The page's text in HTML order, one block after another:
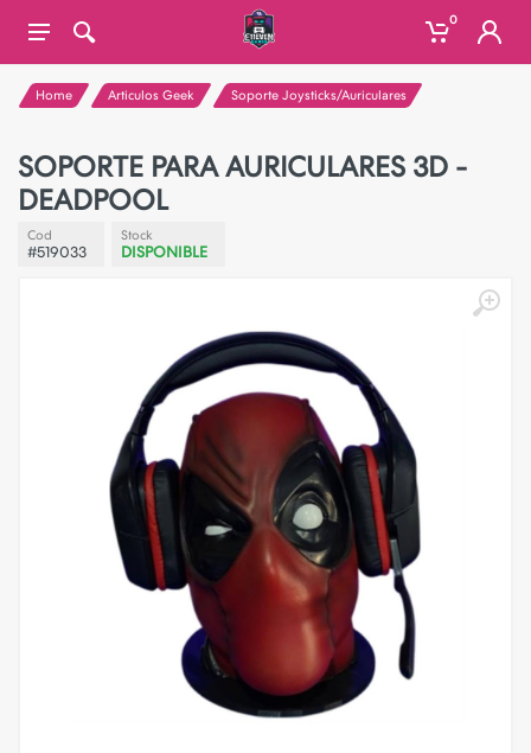
0
Home Articulos Geek Soporte Joysticks/Auriculares
SOPORTE PARA AURICULARES 3D -
DEADPOOL
Cod
#519033
Stock
DISPONIBLE